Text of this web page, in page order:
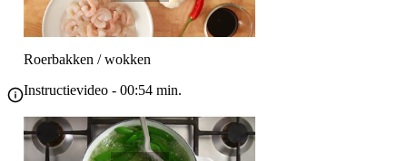
Roerbakken / wokken
Instructievideo - 00:54 min.